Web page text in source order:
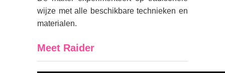
wijze met alle beschikbare technieken en
materialen.
Meet Raider